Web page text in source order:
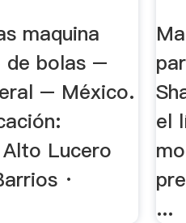
maquina
de bolas –
– México.
Lucero
·
el
...